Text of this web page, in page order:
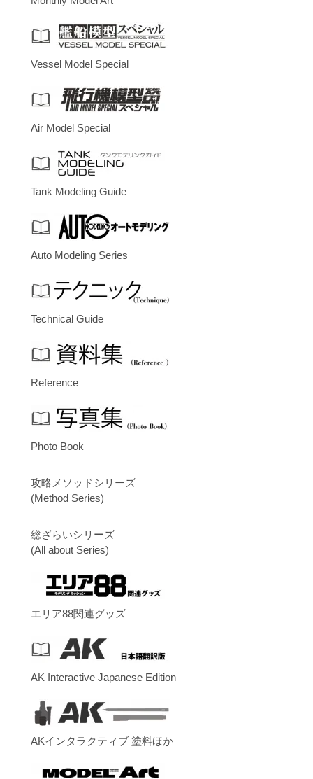
Vessel Model Special
Air Model Special
Tank Modeling Guide
Auto Modeling Series
Technical Guide
Reference
Photo Book
攻略メソッドシリーズ
(Method Series)
総ざらいシリーズ
(All about Series)
エリア88関連グッズ
AK Interactive Japanese Edition
AKインタラクティブ 塗料ほか